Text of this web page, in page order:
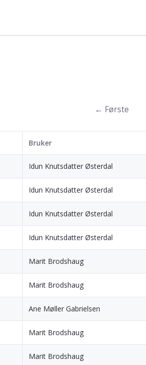
← Første
Bruker
Idun Knutsdatter Østerdal
Idun Knutsdatter Østerdal
Idun Knutsdatter Østerdal
Idun Knutsdatter Østerdal
Marit Brodshaug
Marit Brodshaug
Ane Møller Gabrielsen
Marit Brodshaug
Marit Brodshaug